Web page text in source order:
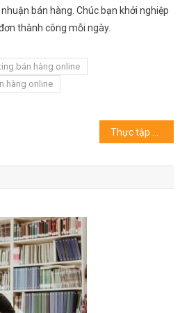
bán hàng. Chúc bạn khởi nghiệp
thành công mỗi ngày.
bán hàng online
hàng online
Thực tập sinh Marketing là gì? Công việc và mức lương như thế nào?